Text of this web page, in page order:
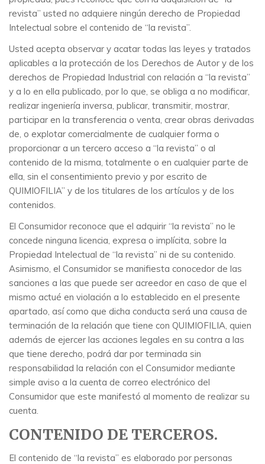
revista” usted no adquiere ningún derecho de Propiedad
Intelectual sobre el contenido de “la revista”.
Usted acepta observar y acatar todas las leyes y tratados
aplicables a la protección de los Derechos de Autor y de los
derechos de Propiedad Industrial con relación a “la revista”
y a lo en ella publicado, por lo que, se obliga a no modificar,
realizar ingeniería inversa, publicar, transmitir, mostrar,
participar en la transferencia o venta, crear obras derivadas
de, o explotar comercialmente de cualquier forma o
proporcionar a un tercero acceso a “la revista” o al
contenido de la misma, totalmente o en cualquier parte de
ella, sin el consentimiento previo y por escrito de
QUIMIOFILIA” y de los titulares de los artículos y de los
contenidos.
El Consumidor reconoce que el adquirir “la revista” no le
concede ninguna licencia, expresa o implícita, sobre la
Propiedad Intelectual de “la revista” ni de su contenido.
Asimismo, el Consumidor se manifiesta conocedor de las
sanciones a las que puede ser acreedor en caso de que el
mismo actué en violación a lo establecido en el presente
apartado, así como que dicha conducta será una causa de
terminación de la relación que tiene con QUIMIOFILIA, quien
además de ejercer las acciones legales en su contra a las
que tiene derecho, podrá dar por terminada sin
responsabilidad la relación con el Consumidor mediante
simple aviso a la cuenta de correo electrónico del
Consumidor que este manifestó al momento de realizar su
cuenta.
CONTENIDO DE TERCEROS.
El contenido de “la revista” es elaborado por personas